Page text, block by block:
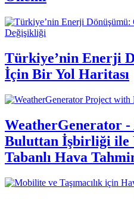
Değişikliği
Türkiye’nin Enerji
İçin Bir Yol Haritası
WeatherGenerator
Buluttan İşbirliği ile
Tabanlı Hava